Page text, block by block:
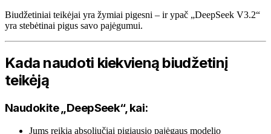
Biudžetiniai teikėjai yra žymiai pigesni – ir ypač „DeepSeek V3.2“
yra stebėtinai pigus savo pajėgumui.
Kada naudoti kiekvieną biudžetinį
teikėją
Naudokite „DeepSeek“, kai:
Jums reikia absoliučiai pigiausio pajėgaus modelio